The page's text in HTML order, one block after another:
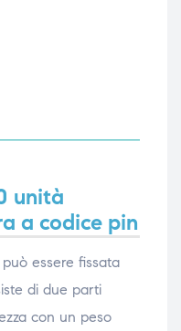
unità
a codice pin
può essere fissata
di due parti
con un peso